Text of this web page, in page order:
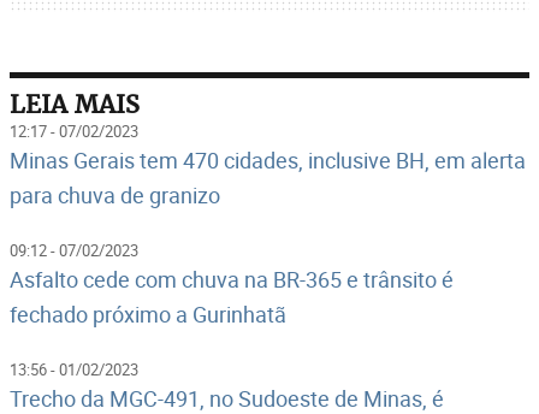
LEIA MAIS
12:17 - 07/02/2023
Minas Gerais tem 470 cidades, inclusive BH, em alerta
para chuva de granizo
09:12 - 07/02/2023
Asfalto cede com chuva na BR-365 e trânsito é
fechado próximo a Gurinhatã
13:56 - 01/02/2023
Trecho da MGC-491, no Sudoeste de Minas, é